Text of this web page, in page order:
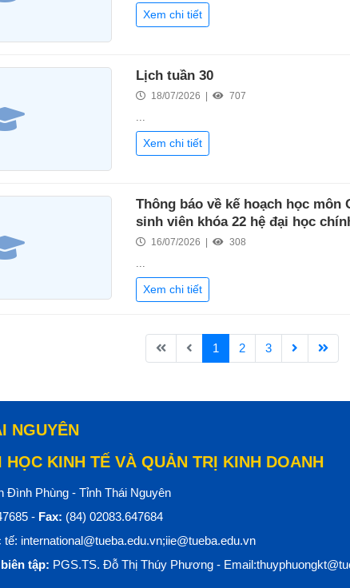
Xem chi tiết
Lịch tuần 30
18/07/2026 | 707
...
Xem chi tiết
Thông báo về kế hoạch học môn
sinh viên khóa 22 hệ đại học
16/07/2026 | 308
...
Xem chi tiết
1 2 3
NGUYÊN
KINH TẾ VÀ QUẢN TRỊ KINH DOANH
Đình Phùng - Tỉnh Thái Nguyên
- Fax: (84) 02083.647684
tế: international@tueba.edu.vn;iie@tueba.edu.vn
tập: PGS.TS. Đỗ Thị Thúy Phương -